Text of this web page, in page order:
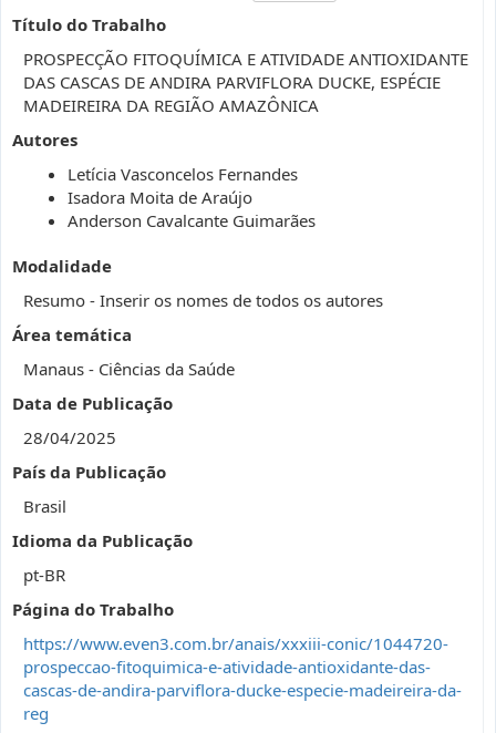
Título do Trabalho
PROSPECÇÃO FITOQUÍMICA E ATIVIDADE ANTIOXIDANTE
DAS CASCAS DE ANDIRA PARVIFLORA DUCKE, ESPÉCIE
MADEIREIRA DA REGIÃO AMAZÔNICA
Autores
Letícia Vasconcelos Fernandes
Isadora Moita de Araújo
Anderson Cavalcante Guimarães
Modalidade
Resumo - Inserir os nomes de todos os autores
Área temática
Manaus - Ciências da Saúde
Data de Publicação
28/04/2025
País da Publicação
Brasil
Idioma da Publicação
pt-BR
Página do Trabalho
https://www.even3.com.br/anais/xxxiii-conic/1044720-
prospeccao-fitoquimica-e-atividade-antioxidante-das-
cascas-de-andira-parviflora-ducke-especie-madeireira-da-
reg